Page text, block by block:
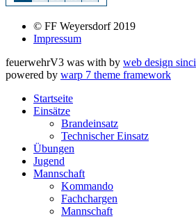
© FF Weyersdorf 2019
Impressum
feuerwehrV3 was with by web design sinci
powered by warp 7 theme framework
Startseite
Einsätze
Brandeinsatz
Technischer Einsatz
Übungen
Jugend
Mannschaft
Kommando
Fachchargen
Mannschaft